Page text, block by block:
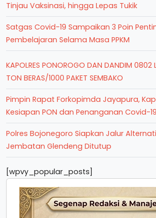
Tinjau Vaksinasi, hingga Lepas Tukik
Satgas Covid-19 Sampaikan 3 Poin
Pembelajaran Selama Masa PPKM
KAPOLRES PONOROGO DAN DANDIM 0802
TON BERAS/1000 PAKET SEMBAKO
Pimpin Rapat Forkopimda Jayapura,
Kesiapan PON dan Penanganan Covid-19
Polres Bojonegoro Siapkan Jalur
Jembatan Glendeng Ditutup
[wpvy_popular_posts]